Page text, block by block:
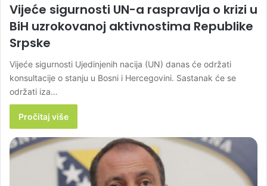
Vijeće sigurnosti UN-a raspravlja o krizi u
BiH uzrokovanoj aktivnostima Republike
Srpske
Vijeće sigurnosti Ujedinjenih nacija (UN) danas će održati
konsultacije o stanju u Bosni i Hercegovini. Sastanak će se
održati iza…
Pročitaj više